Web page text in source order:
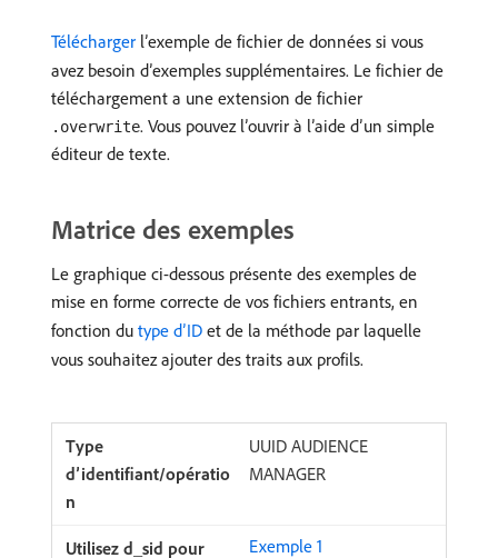
Télécharger l’exemple de fichier de données si vous
avez besoin d’exemples supplémentaires. Le fichier de
téléchargement a une extension de fichier
.overwrite. Vous pouvez l’ouvrir à l’aide d’un simple
éditeur de texte.
Matrice des exemples
Le graphique ci-dessous présente des exemples de
mise en forme correcte de vos fichiers entrants, en
fonction du type d’ID et de la méthode par laquelle
vous souhaitez ajouter des traits aux profils.
UUID AUDIENCE
MANAGER
Exemple 1